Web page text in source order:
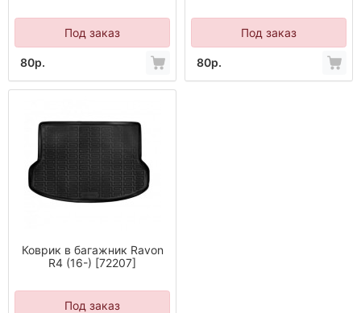
Под заказ
80р.
Под заказ
80р.
Коврик в багажник Ravon
R4 (16-) [72207]
Под заказ